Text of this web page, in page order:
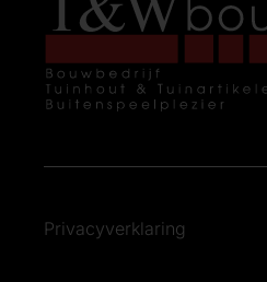
Privacyverklaring